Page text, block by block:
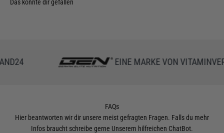
EINE MARKE VON
FAQs
Hier beantworten wir dir unsere meist gefragten Fragen. Falls du mehr
Infos braucht schreibe gerne Unserem hilfreichen ChatBot.